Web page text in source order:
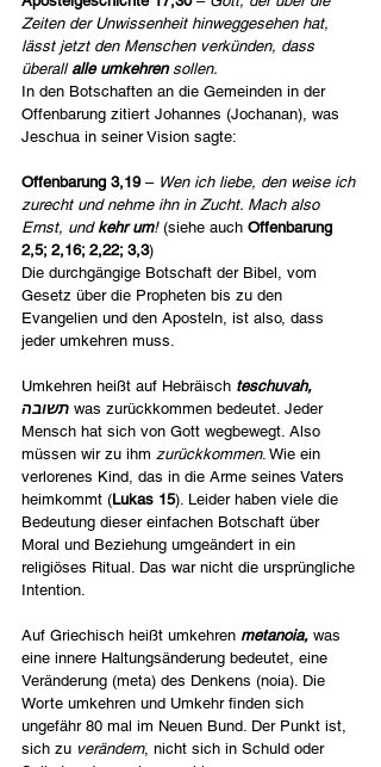
Zeiten der Unwissenheit hinweggesehen hat,
lässt jetzt den Menschen verkünden, dass
überall alle umkehren sollen.
In den Botschaften an die Gemeinden in der
Offenbarung zitiert Johannes (Jochanan), was
Jeschua in seiner Vision sagte:
Offenbarung 3,19 – Wen ich liebe, den weise ich
zurecht und nehme ihn in Zucht. Mach also
Ernst, und kehr um! (siehe auch Offenbarung
2,5; 2,16; 2,22; 3,3)
Die durchgängige Botschaft der Bibel, vom
Gesetz über die Propheten bis zu den
Evangelien und den Aposteln, ist also, dass
jeder umkehren muss.
Umkehren heißt auf Hebräisch teschuvah,
was zurückkommen bedeutet. Jeder
Mensch hat sich von Gott wegbewegt. Also
müssen wir zu ihm zurückkommen. Wie ein
verlorenes Kind, das in die Arme seines Vaters
heimkommt (Lukas 15). Leider haben viele die
Bedeutung dieser einfachen Botschaft über
Moral und Beziehung umgeändert in ein
religiöses Ritual. Das war nicht die ursprüngliche
Intention.
Auf Griechisch heißt umkehren metanoia, was
eine innere Haltungsänderung bedeutet, eine
Veränderung (meta) des Denkens (noia). Die
Worte umkehren und Umkehr finden sich
ungefähr 80 mal im Neuen Bund. Der Punkt ist,
sich zu verändern, nicht sich in Schuld oder